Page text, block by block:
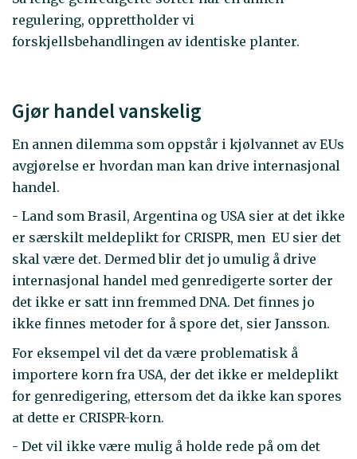
regulering, opprettholder vi
forskjellsbehandlingen av identiske planter.
Gjør handel vanskelig
En annen dilemma som oppstår i kjølvannet av EUs
avgjørelse er hvordan man kan drive internasjonal
handel.
- Land som Brasil, Argentina og USA sier at det ikke
er særskilt meldeplikt for CRISPR, men EU sier det
skal være det. Dermed blir det jo umulig å drive
internasjonal handel med genredigerte sorter der
det ikke er satt inn fremmed DNA. Det finnes jo
ikke finnes metoder for å spore det, sier Jansson.
For eksempel vil det da være problematisk å
importere korn fra USA, der det ikke er meldeplikt
for genredigering, ettersom det da ikke kan spores
at dette er CRISPR-korn.
- Det vil ikke være mulig å holde rede på om det